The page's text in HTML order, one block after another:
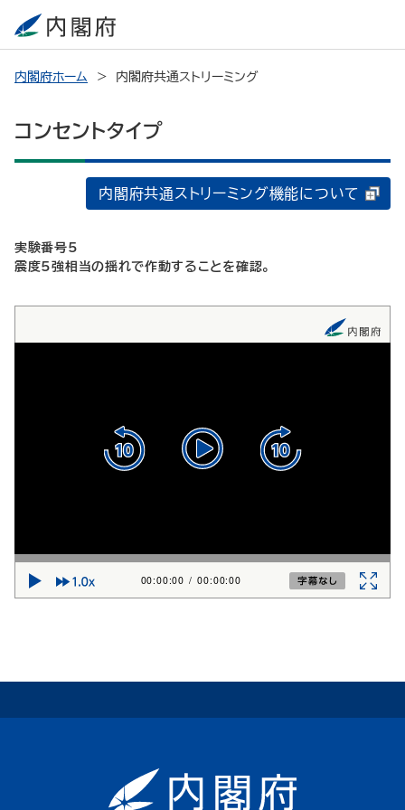
内閣府ホーム 内閣府共通ストリーミング
コンセントタイプ
内閣府共通ストリーミング機能について
実験番号5
震度5強相当の揺れで作動することを確認。
00:00:00 / 00:00:00